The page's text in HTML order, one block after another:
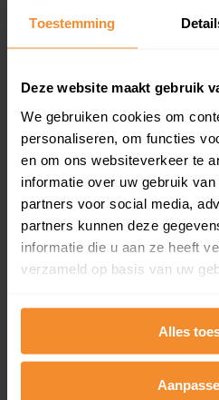
Toestemming
Deze website maakt gebruik
We gebruiken cookies om
personaliseren, om functies
en om ons websiteverkeer te
informatie over uw gebruik
partners voor social media,
partners kunnen deze
informatie die u aan ze heeft
verzameld op basis van uw
Alles
Een overzicht van alle
en koopdatum) binnen een
Bekijk product
Direct leverbaar
Een uitgebreid overzicht van
dit inclusief de luchtfoto!